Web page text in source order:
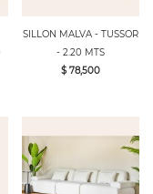
SILLON MALVA - TUSSOR
- 2.20 MTS
$ 78,500